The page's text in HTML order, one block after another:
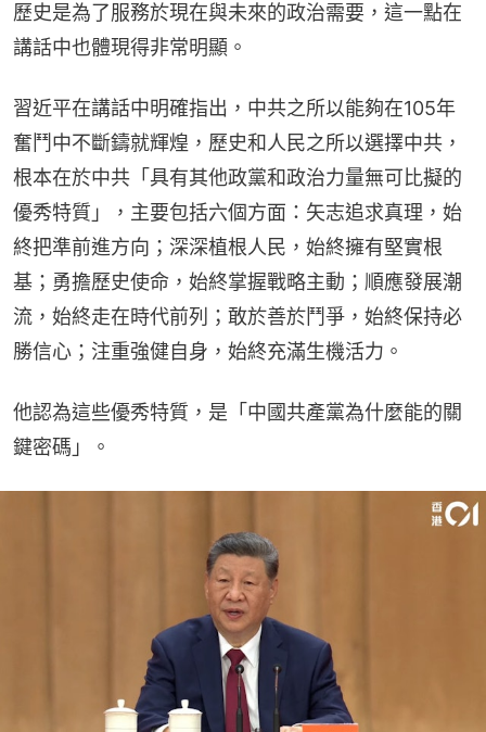
歷史是為了服務於現在與未來的政治需要，這一點在
講話中也體現得非常明顯。
習近平在講話中明確指出，中共之所以能夠在105年
奮鬥中不斷鑄就輝煌，歷史和人民之所以選擇中共，
根本在於中共「具有其他政黨和政治力量無可比擬的
優秀特質」，主要包括六個方面：矢志追求真理，始
終把準前進方向；深深植根人民，始終擁有堅實根
基；勇擔歷史使命，始終掌握戰略主動；順應發展潮
流，始終走在時代前列；敢於善於鬥爭，始終保持必
勝信心；注重強健自身，始終充滿生機活力。
他認為這些優秀特質，是「中國共產黨為什麼能的關
鍵密碼」。